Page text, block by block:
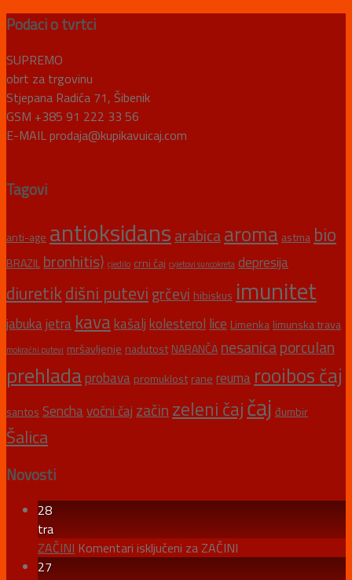
Podaci o tvrtci
SUPREMO
obrt za trgovinu
Stjepana Radića 71, Šibenik
GSM +385 91 222 33 56
E-MAIL prodaja@kupikavuicaj.com
Tagovi
anti-age antioksidans arabicaaroma astma bio
BRAZIL bronhitis) cjedilo crni čaj cvjetovi suncokreta depresija
diuretikdišni putevi grčevi hibiskus imunitet
jabukajetra kavakašaljkolesterol lice Limenka limunska trava
mokraćni putevi mršavljenje nadutost NARANČA nesanicaporculan
prehladaprobava promuklost rane reuma rooibos čaj
santos Senchavoćni čaj začin zeleni čajčaj đumbir
Šalica
Novosti
28
tra
ZAČINI Komentari isključeni za ZAČINI
27